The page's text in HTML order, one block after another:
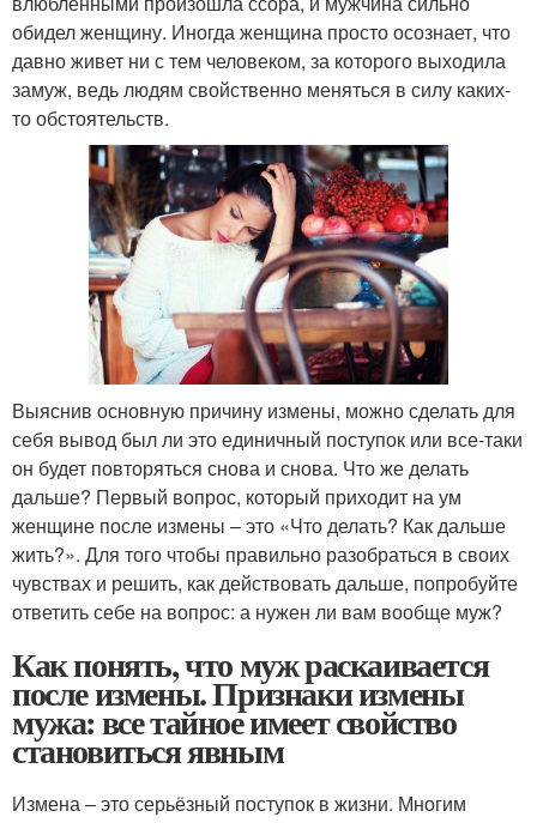
обидел женщину. Иногда женщина просто осознает, что
давно живет ни с тем человеком, за которого выходила
замуж, ведь людям свойственно меняться в силу каких-
то обстоятельств.
Выяснив основную причину измены, можно сделать для
себя вывод был ли это единичный поступок или все-таки
он будет повторяться снова и снова. Что же делать
дальше? Первый вопрос, который приходит на ум
женщине после измены – это «Что делать? Как дальше
жить?». Для того чтобы правильно разобраться в своих
чувствах и решить, как действовать дальше, попробуйте
ответить себе на вопрос: а нужен ли вам вообще муж?
Как понять, что муж раскаивается
после измены. Признаки измены
мужа: все тайное имеет свойство
становиться явным
Измена – это серьёзный поступок в жизни. Многим